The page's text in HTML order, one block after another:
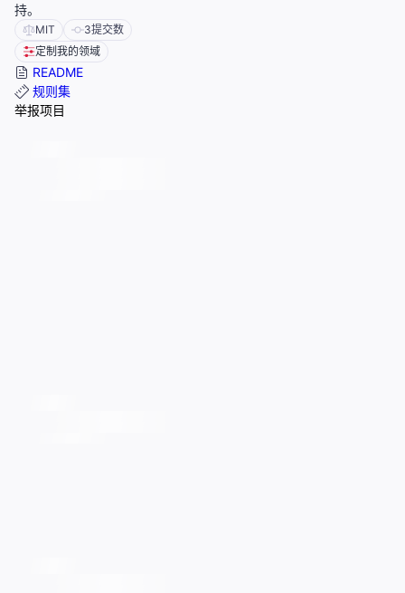
持。
MIT 3提交数
定制我的领域
README
规则集
举报项目